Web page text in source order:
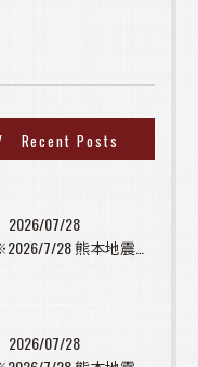
Recent Posts
2026/07/28
2026/07/28